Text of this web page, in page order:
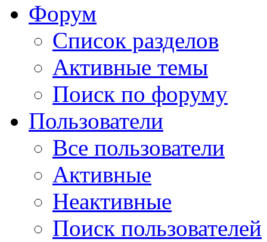
Форум
Список разделов
Активные темы
Поиск по форуму
Пользователи
Все пользователи
Активные
Неактивные
Поиск пользователей